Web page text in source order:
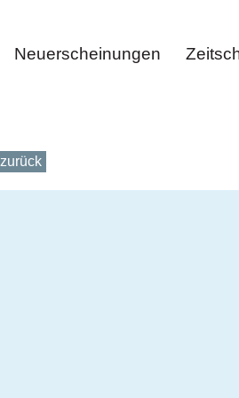
Neuerscheinungen
zurück